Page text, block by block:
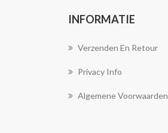
INFORMATIE
Verzenden En Retour
Privacy Info
Algemene Voorwaarden